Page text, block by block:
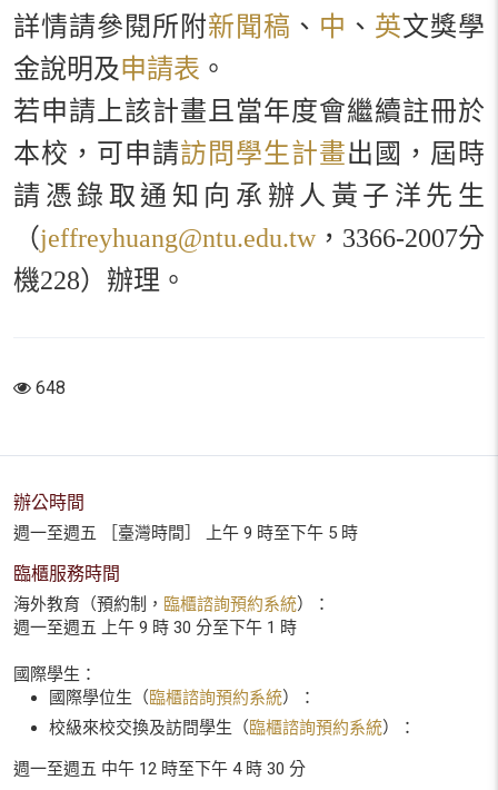
詳情請參閱所附新聞稿 、 中 、 英文獎學
金說明及申請表 。
若申請上該計畫且當年度會繼續註冊於
本校，可申請訪問學生計畫出國，屆時
請憑錄取通知向承辦人黃子洋先生
（jeffreyhuang@ntu.edu.tw， 3366-2007分
機228） 辦理。
648
辦公時間
週一至週五 ［臺灣時間］ 上午 9 時至下午 5 時
臨櫃服務時間
海外教育（預約制， 臨櫃諮詢預約系統）：
週一至週五 上午 9 時 30 分至下午 1 時
國際學生：
國際學位生（臨櫃諮詢預約系統）：
校級來校交換及訪問學生（臨櫃諮詢預約系統）：
週一至週五 中午 12 時至下午 4 時 30 分